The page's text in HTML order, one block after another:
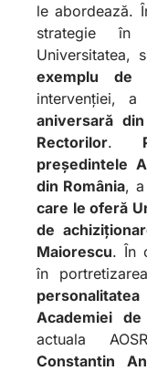
le abordează.
strategie
Universitatea,
exemplu de
intervenției,
aniversară
Rectorilor.
președintele
din România,
care le oferă
de
Maiorescu. În
în
Academiei
actuala
Constantin